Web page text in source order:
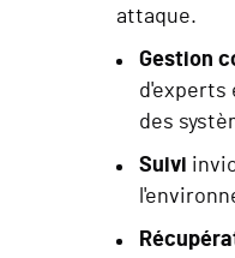
attaque.
Gestion
d'experts
des
Suivi